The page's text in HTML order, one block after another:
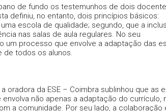
de fundo os testemunhos de dois
definiu, no entanto, dois princípios básicos:
escola de qualidade; segundo, que a
nas salas de aula regulares. No seu
um processo que envolve a adaptação das
de todos os alunos.
oradora da ESE – Coimbra sublinhou que as
não apenas a adaptação do currículo,
a comunidade. Por seu lado, a colaboração